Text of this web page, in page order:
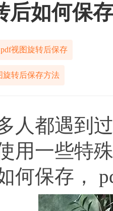
后如何保
pdf视图旋转后保存
旋转后保存方法
都遇到过
用一些特
何保存，